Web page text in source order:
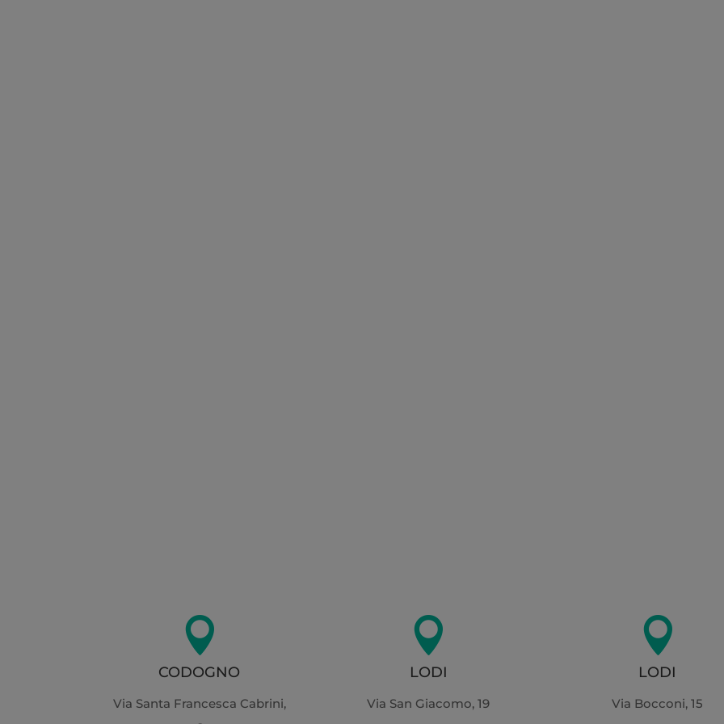

CODOGNO
Via Santa Francesca Cabrini,

LODI
Via San Giacomo, 19

LODI
Via Bocconi, 15